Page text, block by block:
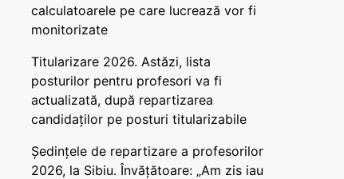
calculatoarele pe care lucrează vor fi
monitorizate
Titularizare 2026. Astăzi, lista
posturilor pentru profesori va fi
actualizată, după repartizarea
candidaților pe posturi titularizabile
Ședințele de repartizare a profesorilor
2026, la Sibiu. Învățătoare: „Am zis iau